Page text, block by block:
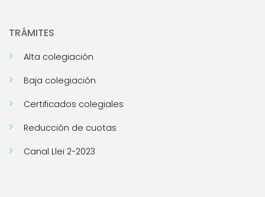
TRÁMITES
Alta colegiación
Baja colegiación
Certificados colegiales
Reducción de cuotas
Canal Llei 2-2023